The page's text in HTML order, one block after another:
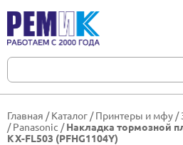
Главная /Каталог /Принтеры и мфу /
/Panasonic /Накладка тормозной
KX-FL503 (PFHG1104Y)